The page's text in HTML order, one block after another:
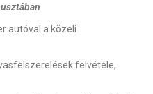
autóval a közeli
felvétele,